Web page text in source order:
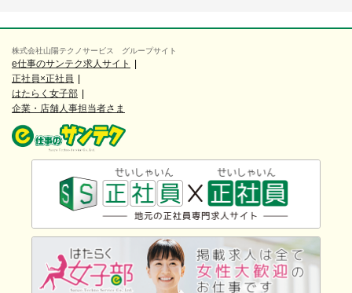
株式会社山陽テクノサービス グループサイト
e仕事のサンテク求人サイト
正社員×正社員
はたらく女子部
企業・店舗人事担当者さま